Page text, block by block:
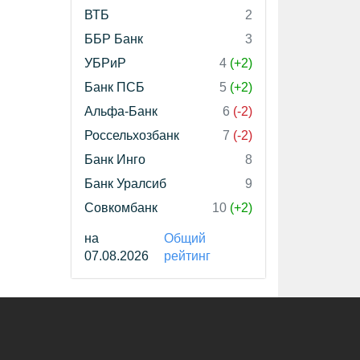
ВТБ
2
ББР Банк
3
УБРиР
4 (+2)
Банк ПСБ
5 (+2)
Альфа-Банк
6 (-2)
Россельхозбанк
7 (-2)
Банк Инго
8
Банк Уралсиб
9
Совкомбанк
10 (+2)
на
07.08.2026
Общий
рейтинг